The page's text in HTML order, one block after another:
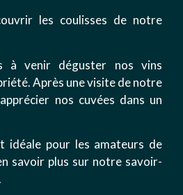
les coulisses de notre
à venir déguster nos vins
Après une visite de notre
nos cuvées dans un
idéale pour les amateurs de
savoir plus sur notre savoir-